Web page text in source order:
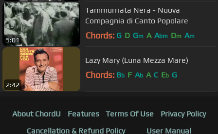
5:01
Tammurriata Nera - Nuova
Compagnia di Canto Popolare
Chords: G D Gm A Abm Dm Am
2:42
Lazy Mary (Luna Mezza Mare)
Chords: Bb F Ab A C Eb G
About ChordU Features Terms Of Use
Privacy Policy
Cancellation & Refund Policy
User Manual